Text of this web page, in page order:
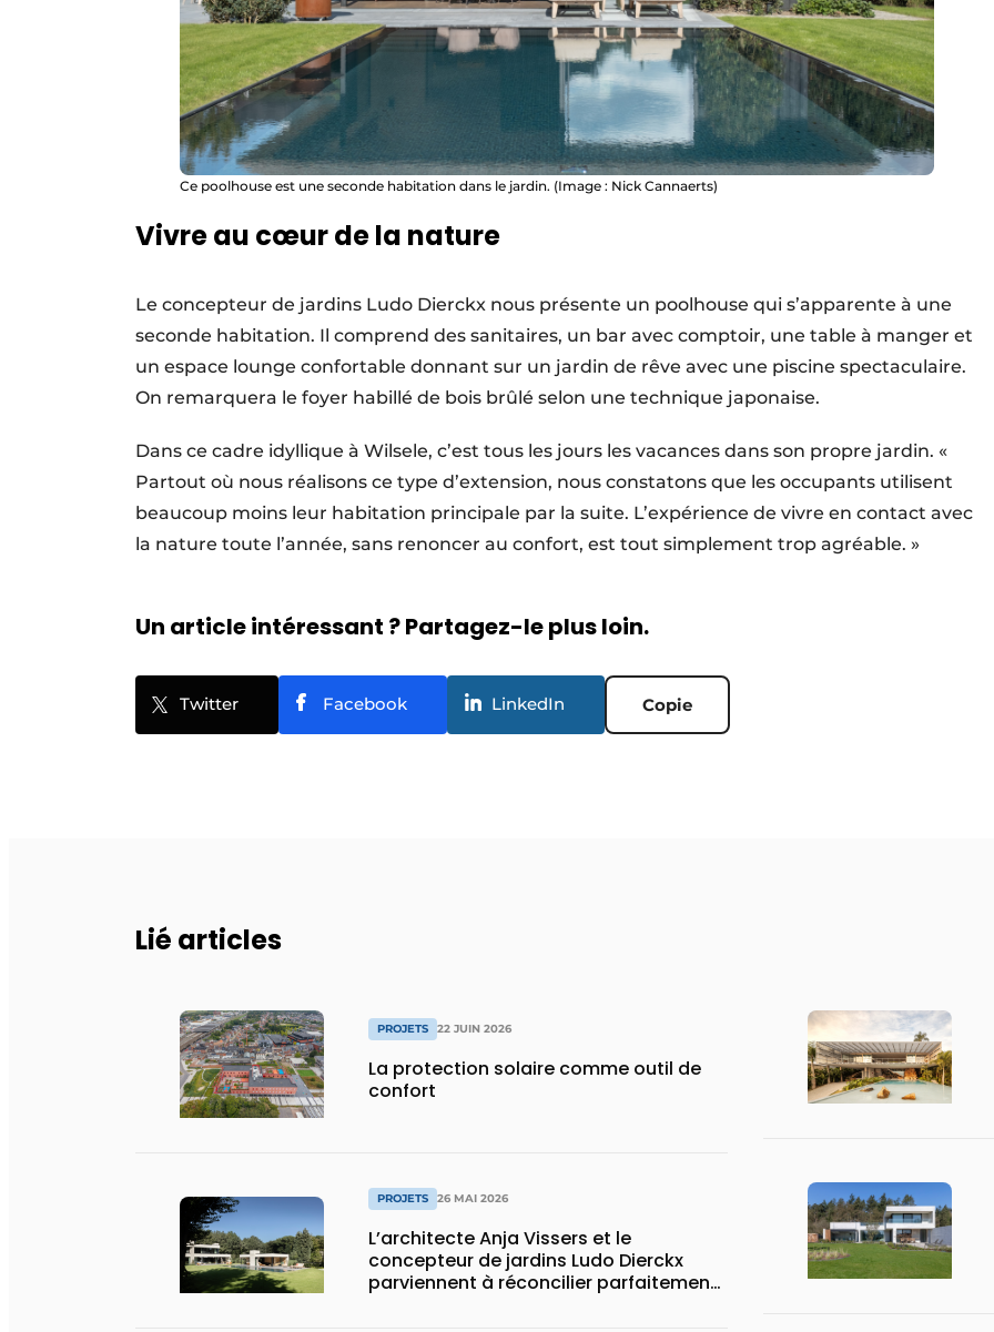
Ce poolhouse est une seconde habitation dans le jardin. (Image : Nick Cannaerts)
Vivre au cœur de la nature
Le concepteur de jardins Ludo Dierckx nous présente un poolhouse qui s’apparente à une
seconde habitation. Il comprend des sanitaires, un bar avec comptoir, une table à manger et
un espace lounge confortable donnant sur un jardin de rêve avec une piscine spectaculaire.
On remarquera le foyer habillé de bois brûlé selon une technique japonaise.
Dans ce cadre idyllique à Wilsele, c’est tous les jours les vacances dans son propre jardin. «
Partout où nous réalisons ce type d’extension, nous constatons que les occupants utilisent
beaucoup moins leur habitation principale par la suite. L’expérience de vivre en contact avec
la nature toute l’année, sans renoncer au confort, est tout simplement trop agréable. »
Un article intéressant ? Partagez-le plus loin.
Twitter Facebook LinkedIn Copie
Lié articles
PROJETS 22 JUIN 2026
La protection solaire comme outil de
confort
PROJETS 26 MAI 2026
L’architecte Anja Vissers et le
concepteur de jardins Ludo Dierckx
parviennent à réconcilier parfaitement